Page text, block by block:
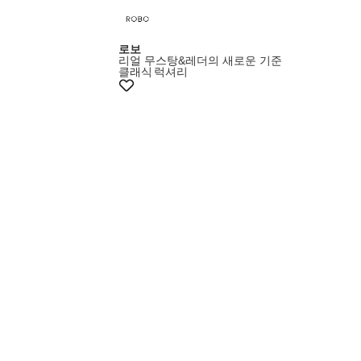
로보
리얼 무스탕&레더의 새로운 기준
클래식 럭셔리